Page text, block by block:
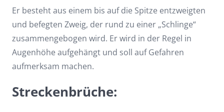
Er besteht aus einem bis auf die Spitze entzweigten
und befegten Zweig, der rund zu einer „Schlinge“
zusammengebogen wird. Er wird in der Regel in
Augenhöhe aufgehängt und soll auf Gefahren
aufmerksam machen.
Streckenbrüche: